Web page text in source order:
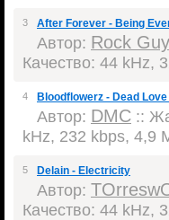
3 After Forever - Being
Автор: Rock Guy
Качество: 44 kHz,
4 Bloodflowerz - Dead
Автор: DMC ::
kHz, 232 kbps, 4,9
5 Delain - Electricity
Автор:
Качество: 44 kHz,